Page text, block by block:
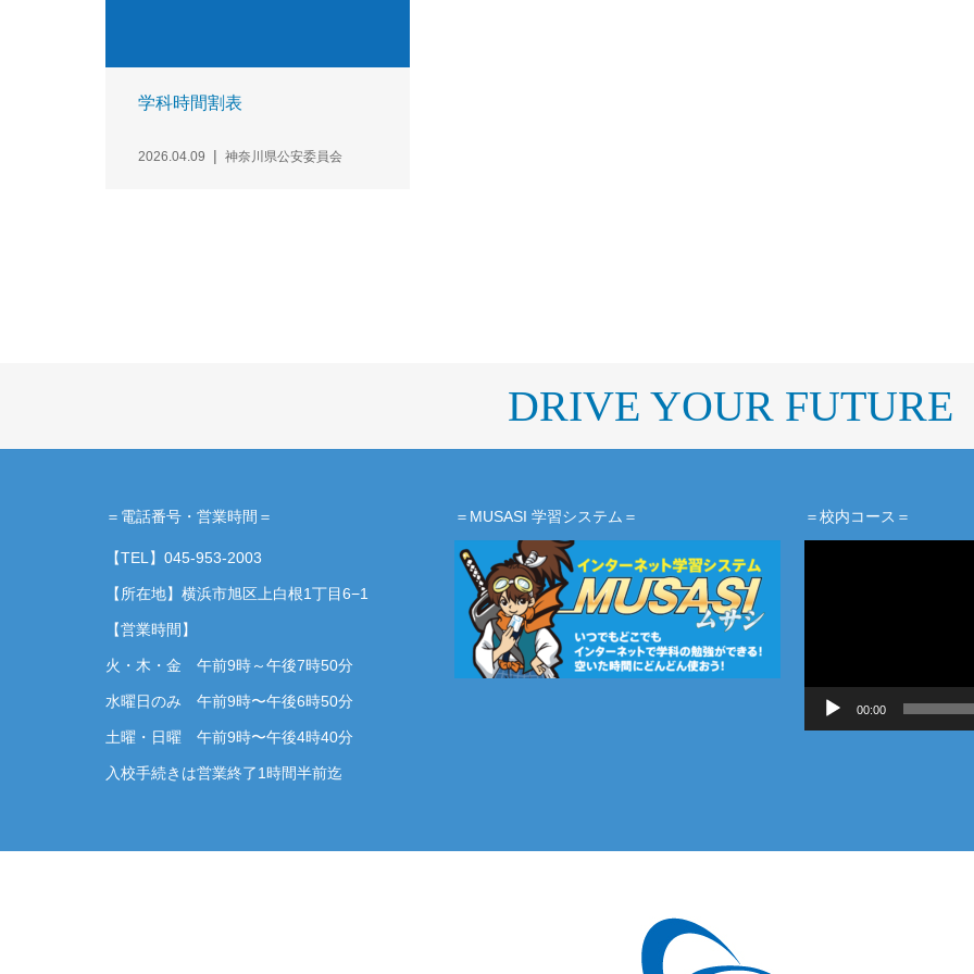
学科時間割表
2026.04.09 神奈川県公安委員会
DRIVE YOUR FUTURE
＝電話番号・営業時間＝
【TEL】 045-953-2003
【所在地】横浜市旭区上白根1丁目6−1
【営業時間】
火・木・金 午前9時～午後7時50分
水曜日のみ 午前9時〜午後6時50分
土曜・日曜 午前9時〜午後4時40分
入校手続きは営業終了1時間半前迄
＝MUSASI 学習システム＝ ＝校内コース＝
00:00